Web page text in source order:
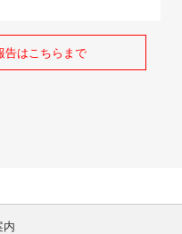
告はこちらまで
内